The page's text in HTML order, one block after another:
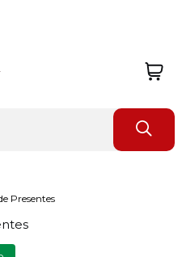
Presentes